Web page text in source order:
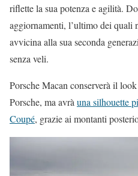
riflette la sua potenza e agilità.
aggiornamenti, l’ultimo dei quali
avvicina alla sua seconda
senza veli.
Porsche Macan conserverà il
Porsche, ma avràuna silhouette
Coupé, grazie ai montanti